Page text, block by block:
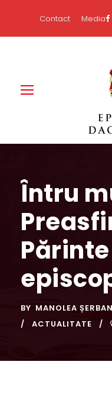
Contact Media
Întru
BY MANOLEA
ACTUALITATE